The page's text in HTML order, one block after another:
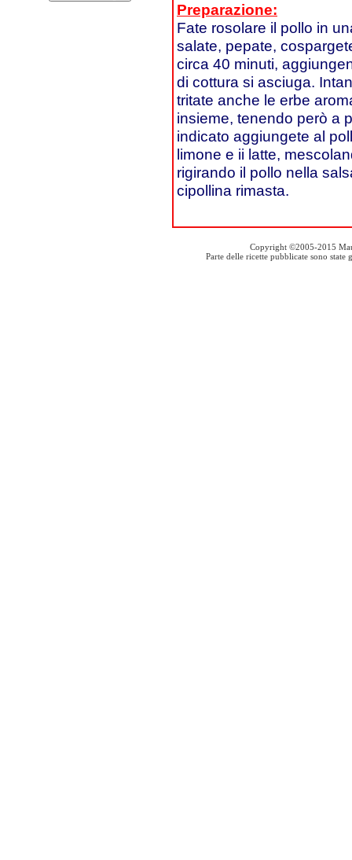
Preparazione:
Fate rosolare il pollo in
salate, pepate,
circa 40 minuti,
di cottura si asciuga.
tritate anche le erbe
insieme, tenendo però a
indicato aggiungete al
limone e ii latte,
rigirando il pollo nella
cipollina rimasta.
Copyright ©2005-2015
Parte delle ricette pubblicate sono state